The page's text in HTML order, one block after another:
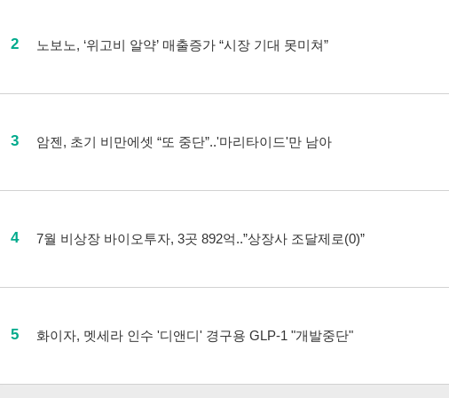
2 노보노, ‘위고비 알약’ 매출증가 “시장 기대 못미쳐”
3 암젠, 초기 비만에셋 “또 중단”..'마리타이드'만 남아
4 7월 비상장 바이오투자, 3곳 892억..”상장사 조달제로(0)”
5 화이자, 멧세라 인수 '디앤디' 경구용 GLP-1 "개발중단"